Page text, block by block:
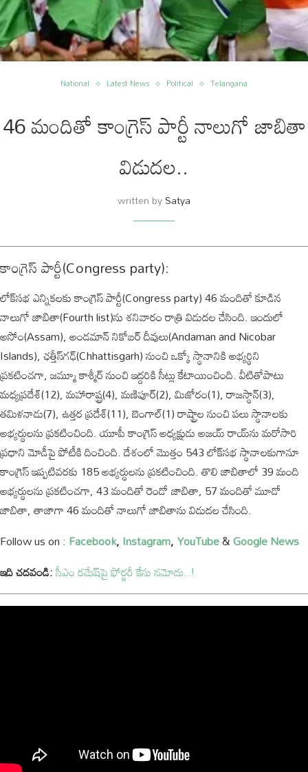
National Latest News Political Telangana
46 మందితో కాంగ్రెస్ పార్టీ నాలుగో జాబితా
విడుదల..
written bySatya
కాంగ్రెస్ పార్టీ(Congress party):
లోక్‌సభ ఎన్నికలకు కాంగ్రెస్ పార్టీ(Congress party) 46 మందితో కూడిన
నాలుగో జాబితా(Fourth list)ను శనివారం రాత్రి విడుదల చేసింది. ఇందులో
అసోం(Assam), అండమాన్ నికోబర్ దీవులు(Andaman and Nicobar
Islands), ఛత్తీస్‌గఢ్‌(Chhattisgarh) నుంచి ఒక్కో స్థానానికి అభ్యర్థిని
ప్రకటించగా, జమ్మూ కాశ్మీర్ నుంచి ఇద్దరికి సీట్లు కేటాయించింది. వీటితోపాటు
మధ్యప్రదేశ్(12), మహారాష్ట్ర(4), మణిపూర్(2), మిజోరం(1), రాజస్థాన్(3),
తమిళనాడు(7), ఉత్తర ప్రదేశ్(11), బెంగాల్(1) రాష్ట్రాల నుంచి పలు స్థానాలకు
అభ్యర్థులను ప్రకటించింది. యూపీ కాంగ్రెస్ అధ్యక్షుడు అజయ్ రాయ్‌ను మరోసారి
ప్రధాని మోడీపై పోటీకి దించింది. దేశంలో మొత్తం 543 లోక్‌సభ స్థానాలకుగానూ
కాంగ్రెస్ ఇప్పటివరకు 185 అభ్యర్థులను ప్రకటించింది. తొలి జాబితాలో 39 మంది
అభ్యర్థులను ప్రకటించగా, 43 మందితో రెండో జాబితా, 57 మందితో మూడో
జాబితా, తాజాగా 46 మందితో నాలుగో జాబితాను విడుదల చేసింది.
Follow us on : Facebook,Instagram,YouTube&Google News
ఇది చదవండి:సీఎం రమేష్‌పై ఫోర్జరీ కేసు నమోదు..!